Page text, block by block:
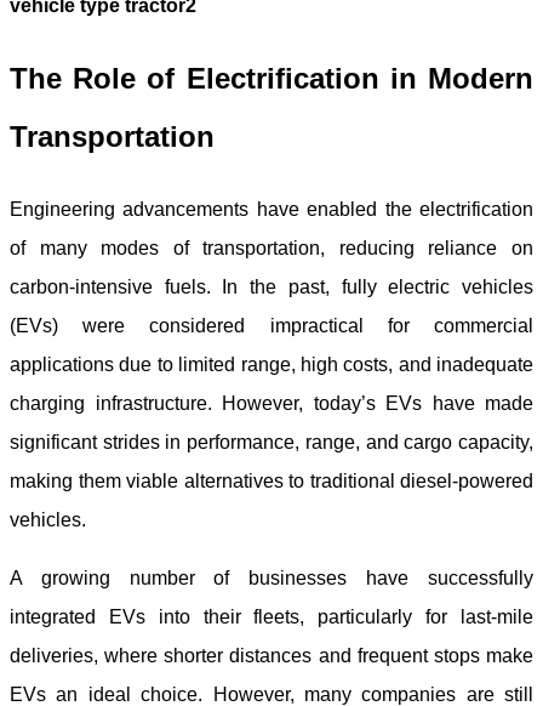
The Role of Electrification in Modern
Transportation
Engineering advancements have enabled the electrification
of many modes of transportation, reducing reliance on
carbon-intensive fuels. In the past, fully electric vehicles
(EVs) were considered impractical for commercial
applications due to limited range, high costs, and inadequate
charging infrastructure. However, today’s EVs have made
significant strides in performance, range, and cargo capacity,
making them viable alternatives to traditional diesel-powered
vehicles.
A growing number of businesses have successfully
integrated EVs into their fleets, particularly for last-mile
deliveries, where shorter distances and frequent stops make
EVs an ideal choice. However, many companies are still